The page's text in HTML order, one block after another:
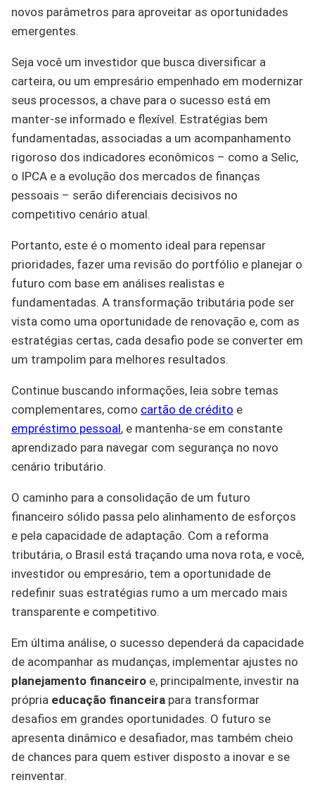
novos parâmetros para aproveitar as oportunidades
emergentes.
Seja você um investidor que busca diversificar a
carteira, ou um empresário empenhado em modernizar
seus processos, a chave para o sucesso está em
manter-se informado e flexível. Estratégias bem
fundamentadas, associadas a um acompanhamento
rigoroso dos indicadores econômicos – como a Selic,
o IPCA e a evolução dos mercados de finanças
pessoais – serão diferenciais decisivos no
competitivo cenário atual.
Portanto, este é o momento ideal para repensar
prioridades, fazer uma revisão do portfólio e planejar o
futuro com base em análises realistas e
fundamentadas. A transformação tributária pode ser
vista como uma oportunidade de renovação e, com as
estratégias certas, cada desafio pode se converter em
um trampolim para melhores resultados.
Continue buscando informações, leia sobre temas
complementares, como cartão de crédito e
empréstimo pessoal, e mantenha-se em constante
aprendizado para navegar com segurança no novo
cenário tributário.
O caminho para a consolidação de um futuro
financeiro sólido passa pelo alinhamento de esforços
e pela capacidade de adaptação. Com a reforma
tributária, o Brasil está traçando uma nova rota, e você,
investidor ou empresário, tem a oportunidade de
redefinir suas estratégias rumo a um mercado mais
transparente e competitivo.
Em última análise, o sucesso dependerá da capacidade
de acompanhar as mudanças, implementar ajustes no
planejamento financeiro e, principalmente, investir na
própria educação financeira para transformar
desafios em grandes oportunidades. O futuro se
apresenta dinâmico e desafiador, mas também cheio
de chances para quem estiver disposto a inovar e se
reinventar.